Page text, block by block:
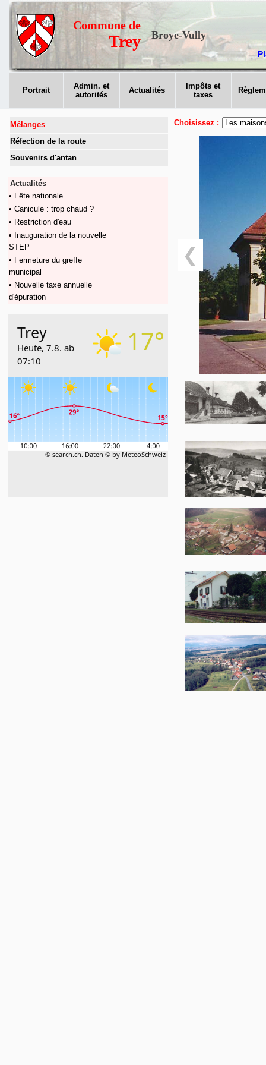
Commune de
Broye-Vully
Trey
Portrait
Admin. et
autorités
Actualités
Impôts et
taxes
Mélanges
Réfection de la route
Souvenirs d'antan
Actualités
• Fête nationale
• Canicule : trop chaud ?
• Restriction d'eau
• Inauguration de la nouvelle
STEP
• Fermeture du greffe
municipal
• Nouvelle taxe annuelle
d'épuration
Choisissez :
❮